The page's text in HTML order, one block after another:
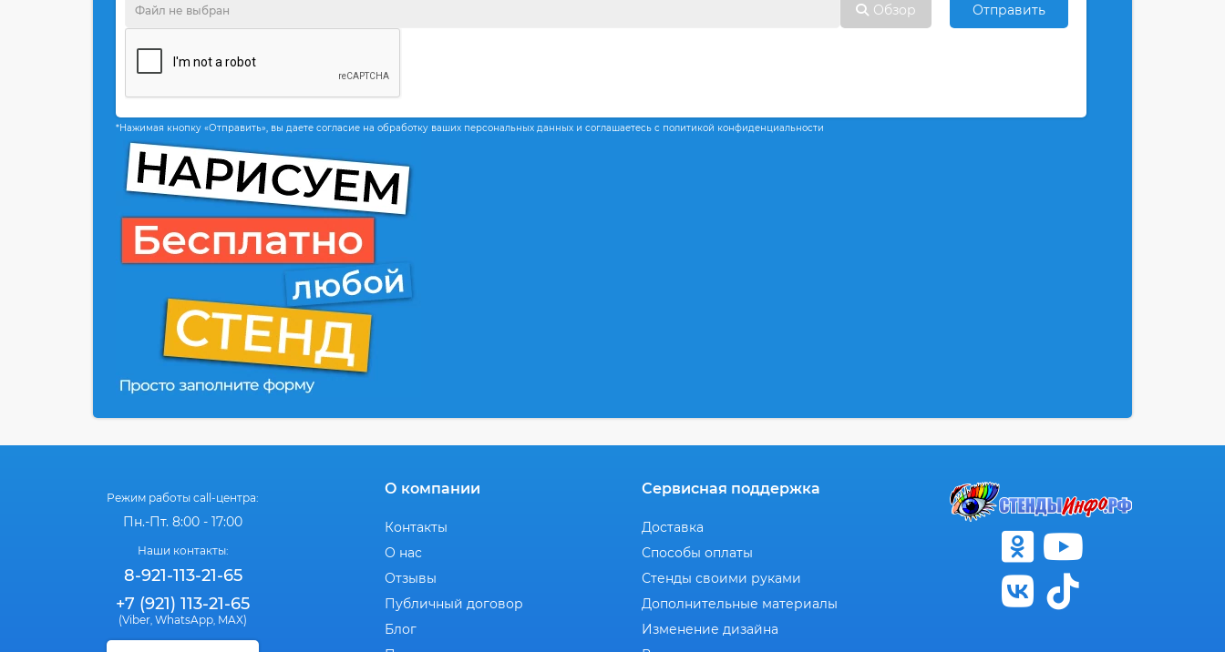
Обзор Отправить
*Нажимая кнопку «Отправить», вы даете согласие на обработку ваших персональных данных и соглашаетесь с политикой конфиденциальности
Режим работы call-центра:
Пн.-Пт. 8:00 - 17:00
Наши контакты:
8-921-113-21-65
+7 (921) 113-21-65
(Viber, WhatsApp, MAX)
О компании
Контакты
О нас
Отзывы
Публичный договор
Блог
Сервисная поддержка
Доставка
Способы оплаты
Стенды своими руками
Дополнительные материалы
Изменение дизайна